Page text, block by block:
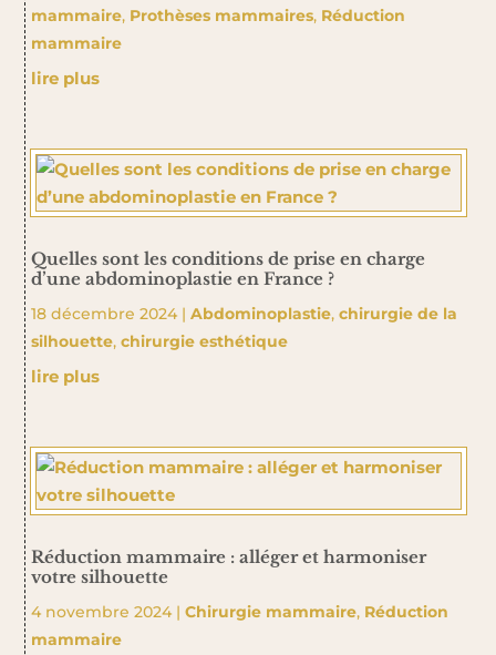
mammaire, Prothèses mammaires, Réduction
mammaire
lire plus
Quelles sont les conditions de prise en charge
d’une abdominoplastie en France ?
18 décembre 2024| Abdominoplastie, chirurgie de la
silhouette, chirurgie esthétique
lire plus
Réduction mammaire : alléger et harmoniser
votre silhouette
4 novembre 2024| Chirurgie mammaire, Réduction
mammaire